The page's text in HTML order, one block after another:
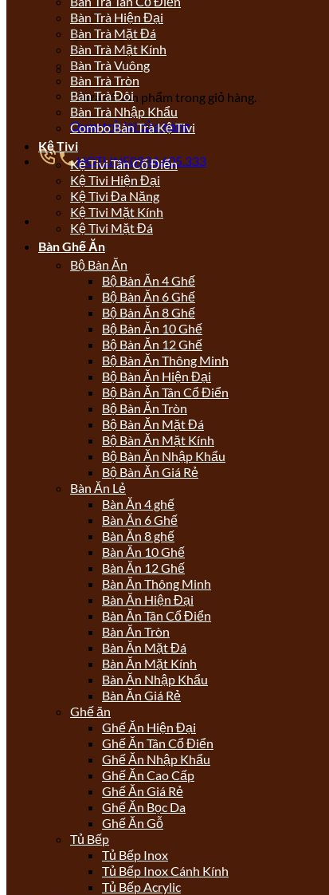
Chưa có sản phẩm trong giỏ hàng.
Quay trở lại cửa hàng
HOTLINE0934.605.333
Bàn Trà Hiện Đại
Bàn Trà Mặt Đá
Bàn Trà Mặt Kính
Bàn Trà Vuông
Bàn Trà Tròn
Bàn Trà Đôi
Bàn Trà Nhập Khẩu
Combo Bàn Trà Kệ Tivi
Kệ Tivi
Kệ Tivi Tân Cổ Điển
Kệ Tivi Hiện Đại
Kệ Tivi Đa Năng
Kệ Tivi Mặt Kính
Kệ Tivi Mặt Đá
Bàn Ghế Ăn
Bộ Bàn Ăn
Bộ Bàn Ăn 4 Ghế
Bộ Bàn Ăn 6 Ghế
Bộ Bàn Ăn 8 Ghế
Bộ Bàn Ăn 10 Ghế
Bộ Bàn Ăn 12 Ghế
Bộ Bàn Ăn Thông Minh
Bộ Bàn Ăn Hiện Đại
Bộ Bàn Ăn Tân Cổ Điển
Bộ Bàn Ăn Tròn
Bộ Bàn Ăn Mặt Đá
Bộ Bàn Ăn Mặt Kính
Bộ Bàn Ăn Nhập Khẩu
Bộ Bàn Ăn Giá Rẻ
Bàn Ăn Lẻ
Bàn Ăn 4 ghế
Bàn Ăn 6 Ghế
Bàn Ăn 8 ghế
Bàn Ăn 10 Ghế
Bàn Ăn 12 Ghế
Bàn Ăn Thông Minh
Bàn Ăn Hiện Đại
Bàn Ăn Tân Cổ Điển
Bàn Ăn Tròn
Bàn Ăn Mặt Đá
Bàn Ăn Mặt Kính
Bàn Ăn Nhập Khẩu
Bàn Ăn Giá Rẻ
Ghế ăn
Ghế Ăn Hiện Đại
Ghế Ăn Tân Cổ Điển
Ghế Ăn Nhập Khẩu
Ghế Ăn Cao Cấp
Ghế Ăn Giá Rẻ
Ghế Ăn Bọc Da
Ghế Ăn Gỗ
Tủ Bếp
Tủ Bếp Inox
Tủ Bếp Inox Cánh Kính
Tủ Bếp Acrylic